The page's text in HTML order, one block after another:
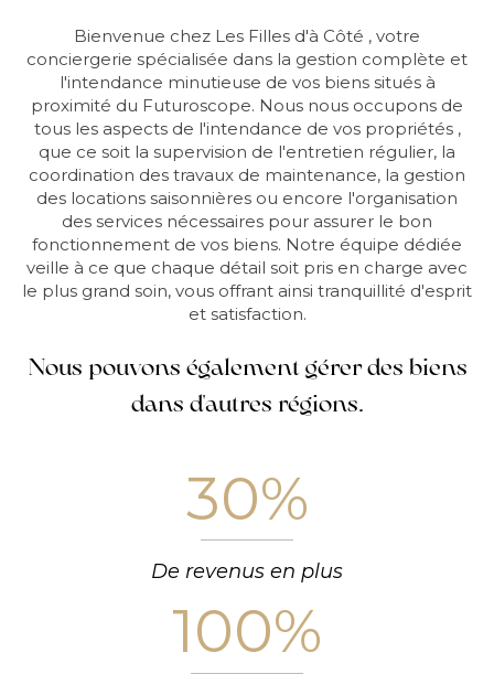
Bienvenue chez Les Filles d'à Côté , votre
conciergerie spécialisée dans la gestion complète et
l'intendance minutieuse de vos biens situés à
proximité du Futuroscope. Nous nous occupons de
tous les aspects de l'intendance de vos propriétés ,
que ce soit la supervision de l'entretien régulier, la
coordination des travaux de maintenance, la gestion
des locations saisonnières ou encore l'organisation
des services nécessaires pour assurer le bon
fonctionnement de vos biens. Notre équipe dédiée
veille à ce que chaque détail soit pris en charge avec
le plus grand soin, vous offrant ainsi tranquillité d'esprit
et satisfaction.
Nous pouvons également gérer des biens
dans d'autres régions.
30%
De revenus en plus
100%